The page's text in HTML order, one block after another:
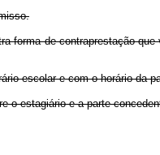
de contraprestação
escolar e com o horário da
e a parte